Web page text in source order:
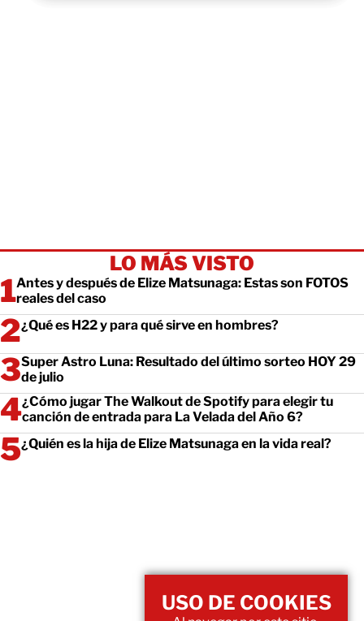
LO MÁS VISTO
Antes y después de Elize Matsunaga: Estas son FOTOS
reales del caso
¿Qué es H22 y para qué sirve en hombres?
Super Astro Luna: Resultado del último sorteo HOY 29
de julio
¿Cómo jugar The Walkout de Spotify para elegir tu
canción de entrada para La Velada del Año 6?
¿Quién es la hija de Elize Matsunaga en la vida real?
USO DE COOKIES